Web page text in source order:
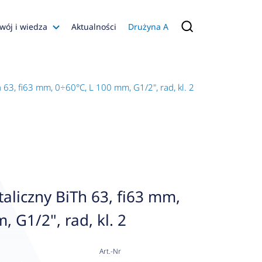
i wiedza
Konfiguratory
Aktualności Drużyna A
fi63 mm, 0÷60°C, L 100 mm, G1/2", rad, kl. 2
BiTh 63, fi63 mm,
G1/2", rad, kl. 2
Art.-Nr